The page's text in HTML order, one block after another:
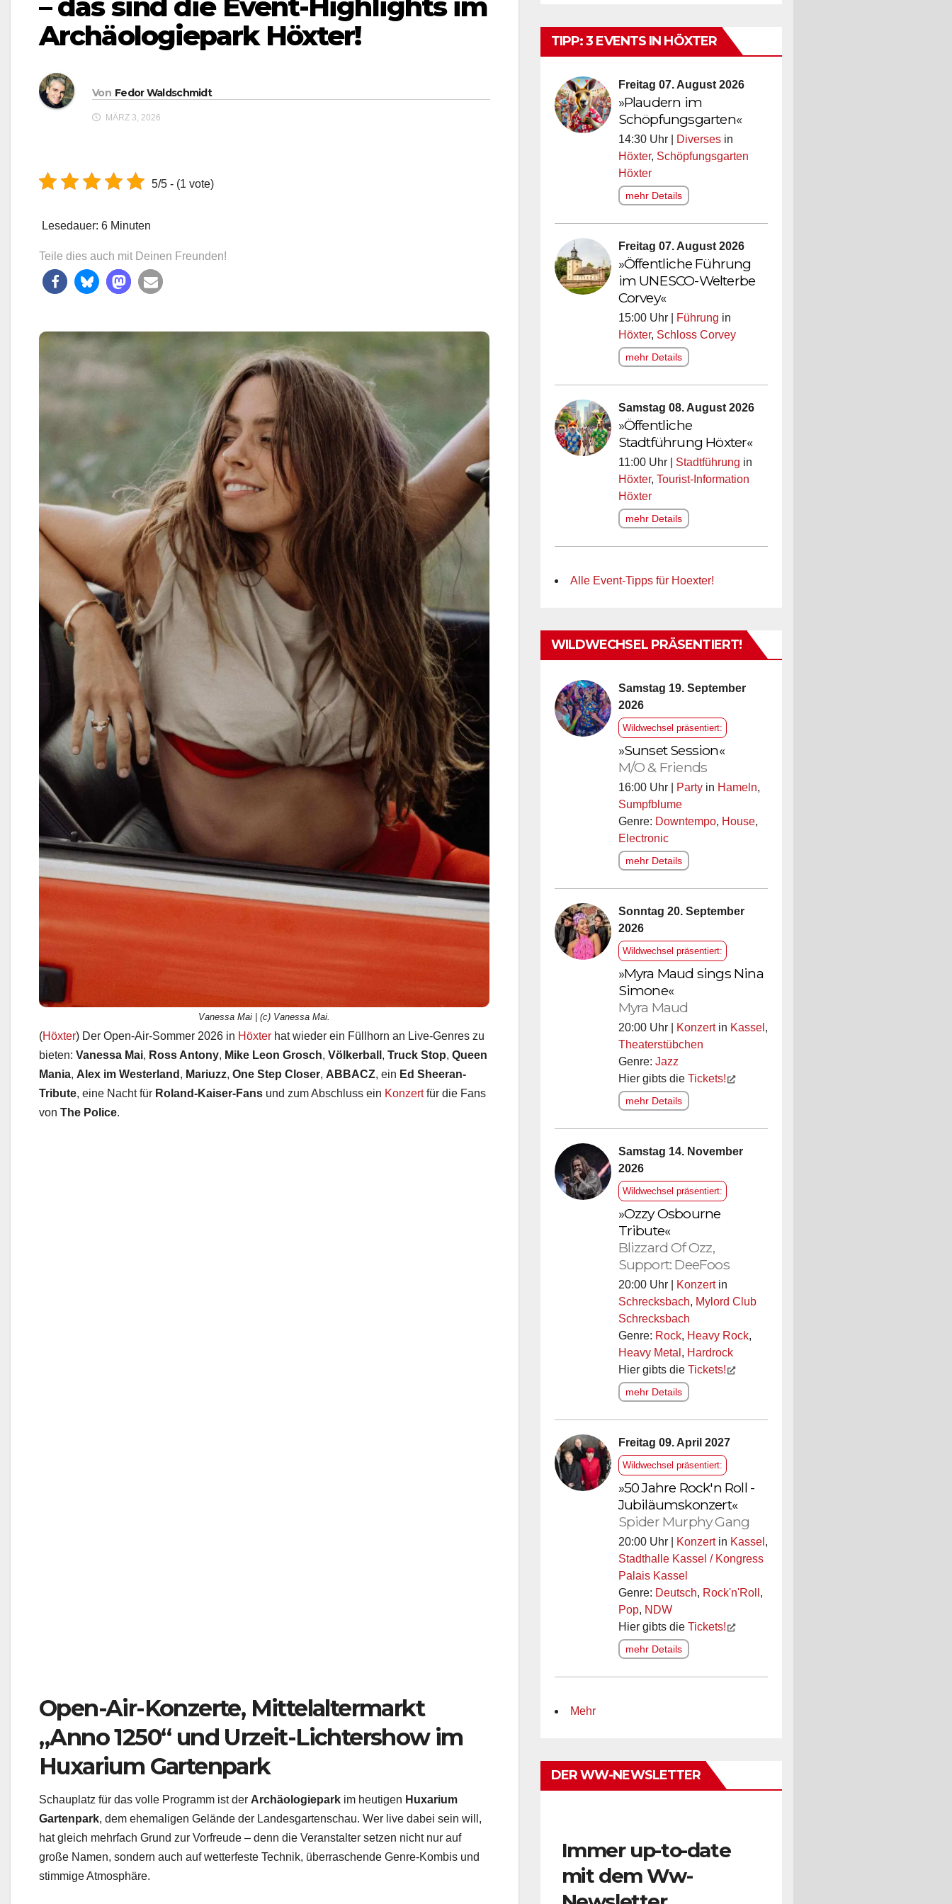
– das sind die Event-Highlights im
Archäologiepark Höxter!
Von Fedor Waldschmidt
MÄRZ 3, 2026
5/5 - (1 vote)
Lesedauer: 6 Minuten
Teile dies auch mit Deinen Freunden!
Vanessa Mai | (c) Vanessa Mai.
(Höxter) Der Open-Air-Sommer 2026 in Höxter hat wieder ein Füllhorn an Live-Genres zu
bieten: Vanessa Mai, Ross Antony, Mike Leon Grosch, Völkerball , Truck Stop, Queen
Mania, Alex im Westerland , Mariuzz, One Step Closer, ABBACZ, ein Ed Sheeran-
Tribute, eine Nacht für Roland-Kaiser-Fans und zum Abschluss ein Konzertfür die Fans
von The Police.
Open-Air-Konzerte, Mittelaltermarkt
„Anno 1250“ und Urzeit-Lichtershow im
Huxarium Gartenpark
Schauplatz für das volle Programm ist der Archäologiepark im heutigen Huxarium
Gartenpark, dem ehemaligen Gelände der Landesgartenschau. Wer live dabei sein will,
hat gleich mehrfach Grund zur Vorfreude – denn die Veranstalter setzen nicht nur auf
große Namen, sondern auch auf wetterfeste Technik, überraschende Genre-Kombis und
stimmige Atmosphäre.
TIPP: 3 EVENTS IN HÖXTER
Freitag 07. August 2026
»Plaudern im
Schöpfungsgarten«
14:30 Uhr | Diversesin
Höxter, Schöpfungsgarten
Höxter
mehr Details
Freitag 07. August 2026
»Öffentliche Führung
im UNESCO-Welterbe
Corvey«
15:00 Uhr | Führung in
Höxter, Schloss Corvey
mehr Details
Samstag 08. August 2026
»Öffentliche
Stadtführung Höxter«
11:00 Uhr | Stadtführung in
Höxter, Tourist-Information
Höxter
mehr Details
Alle Event-Tipps für Hoexter!
WILDWECHSEL PRÄSENTIERT!
Samstag 19. September
2026
Wildwechsel präsentiert:
»Sunset Session«
M/O & Friends
16:00 Uhr | Partyin Hameln,
Sumpfblume
Genre: Downtempo, House,
Electronic
mehr Details
Sonntag 20. September
2026
Wildwechsel präsentiert:
»Myra Maud sings Nina
Simone«
Myra Maud
20:00 Uhr | Konzertin Kassel ,
Theaterstübchen
Genre: Jazz
Hier gibts die Tickets!
mehr Details
Samstag 14. November
2026
Wildwechsel präsentiert:
»Ozzy Osbourne
Tribute«
Blizzard Of Ozz,
Support: DeeFoos
20:00 Uhr | Konzertin
Schrecksbach, Mylord Club
Schrecksbach
Genre: Rock, Heavy Rock,
Heavy Metal , Hardrock
Hier gibts die Tickets!
mehr Details
Freitag 09. April 2027
Wildwechsel präsentiert:
»50 Jahre Rock'n Roll -
Jubiläumskonzert«
Spider Murphy Gang
20:00 Uhr | Konzertin Kassel ,
Stadthalle Kassel / Kongress
Palais Kassel
Genre: Deutsch, Rock'n'Roll ,
Pop, NDW
Hier gibts die Tickets!
mehr Details
Mehr
DER WW-NEWSLETTER
Immer up-to-date
mit dem Ww-